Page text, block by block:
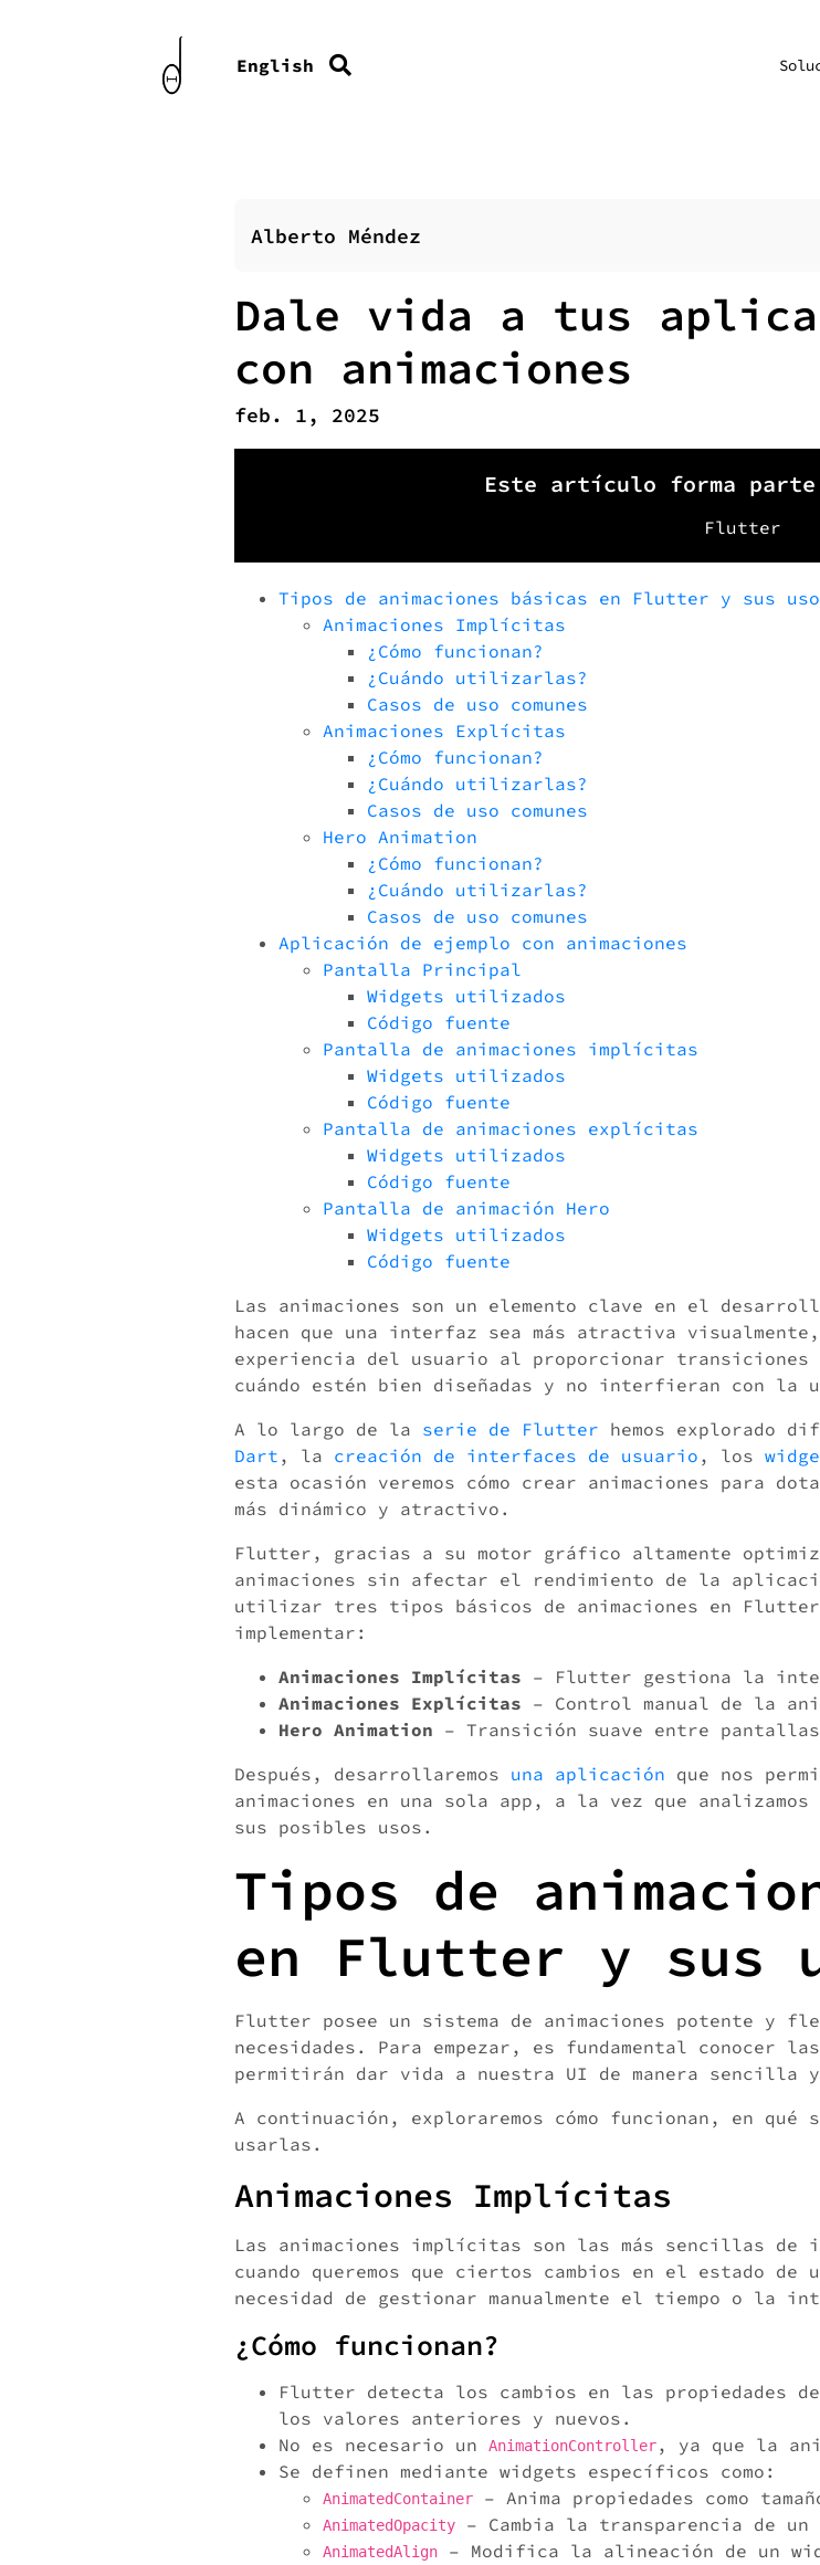
English
Alberto Méndez
Dale vida a tus
con animaciones
feb. 1, 2025
Este artículo forma
Flutter
Tipos de animaciones básicas en Flutter y sus
Animaciones Implícitas
¿Cómo funcionan?
¿Cuándo utilizarlas?
Casos de uso comunes
Animaciones Explícitas
¿Cómo funcionan?
¿Cuándo utilizarlas?
Casos de uso comunes
Hero Animation
¿Cómo funcionan?
¿Cuándo utilizarlas?
Casos de uso comunes
Aplicación de ejemplo con animaciones
Pantalla Principal
Widgets utilizados
Código fuente
Pantalla de animaciones implícitas
Widgets utilizados
Código fuente
Pantalla de animaciones explícitas
Widgets utilizados
Código fuente
Pantalla de animación Hero
Widgets utilizados
Código fuente
Las animaciones son un elemento clave en el
hacen que una interfaz sea más atractiva
experiencia del usuario al proporcionar
cuándo estén bien diseñadas y no interfieran con la
A lo largo de la serie de Flutter hemos explorado
Dart , la creación de interfaces de usuario , los
esta ocasión veremos cómo crear animaciones para
más dinámico y atractivo.
Flutter, gracias a su motor gráfico altamente
animaciones sin afectar el rendimiento de la
utilizar tres tipos básicos de animaciones en
implementar:
Animaciones Implícitas – Flutter gestiona la
Animaciones Explícitas – Control manual de la
Hero Animation – Transición suave entre pantallas
Después, desarrollaremos una aplicación que nos
animaciones en una sola app, a la vez que
sus posibles usos.
Tipos de
en Flutter y sus
Flutter posee un sistema de animaciones potente y
necesidades. Para empezar, es fundamental conocer
permitirán dar vida a nuestra UI de manera sencilla
A continuación, exploraremos cómo funcionan, en qué
usarlas.
Animaciones Implícitas
Las animaciones implícitas son las más sencillas
cuando queremos que ciertos cambios en el estado de
necesidad de gestionar manualmente el tiempo o la
¿Cómo funcionan?
Flutter detecta los cambios en las propiedades
los valores anteriores y nuevos.
No es necesario un
AnimationController, ya que la
Se definen mediante widgets específicos como:
AnimatedContainer – Anima propiedades como
AnimatedOpacity – Cambia la transparencia de un
AnimatedAlign – Modifica la alineación de un